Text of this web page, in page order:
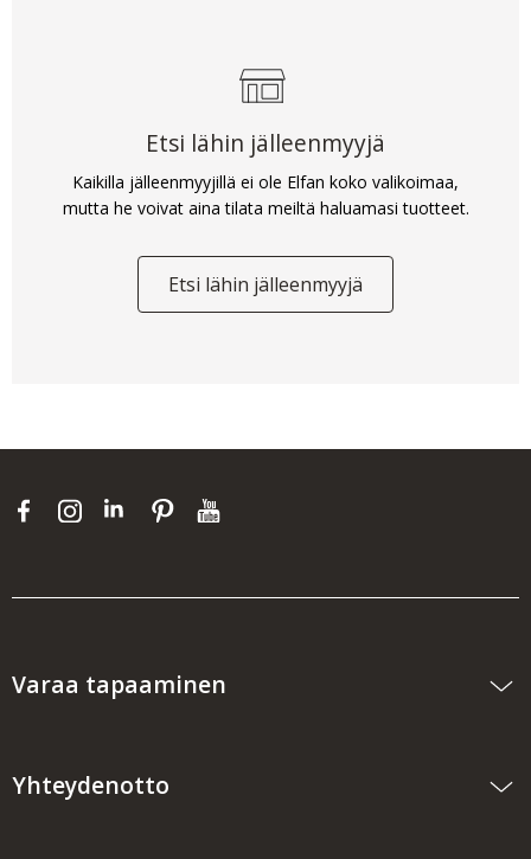
Etsi lähin jälleenmyyjä
Kaikilla jälleenmyyjillä ei ole Elfan koko valikoimaa,
mutta he voivat aina tilata meiltä haluamasi tuotteet.
Etsi lähin jälleenmyyjä
Varaa tapaaminen
Yhteydenotto